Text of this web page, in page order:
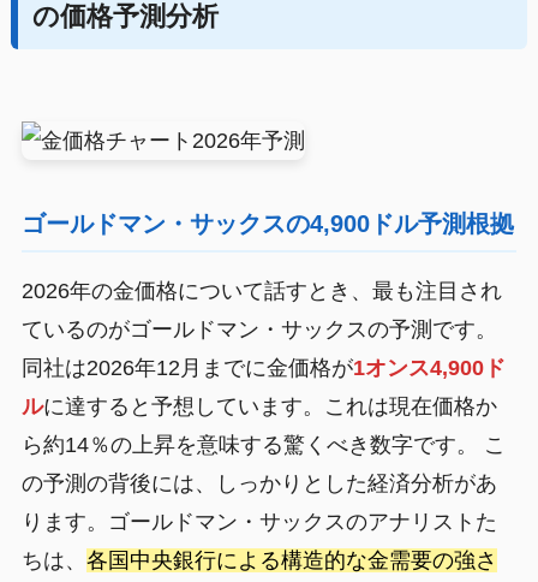
の価格予測分析
ゴールドマン・サックスの4,900ドル予測根拠
2026年の金価格について話すとき、最も注目され
ているのがゴールドマン・サックスの予測です。
同社は2026年12月までに金価格が1オンス4,900ド
ルに達すると予想しています。これは現在価格か
ら約14％の上昇を意味する驚くべき数字です。 こ
の予測の背後には、しっかりとした経済分析があ
ります。ゴールドマン・サックスのアナリストた
ちは、 各国中央銀行による構造的な金需要の強さ